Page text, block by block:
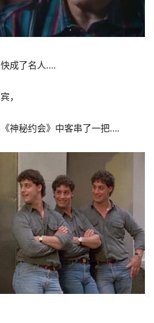
成了名人….
，
神秘约会》中客串了一把….